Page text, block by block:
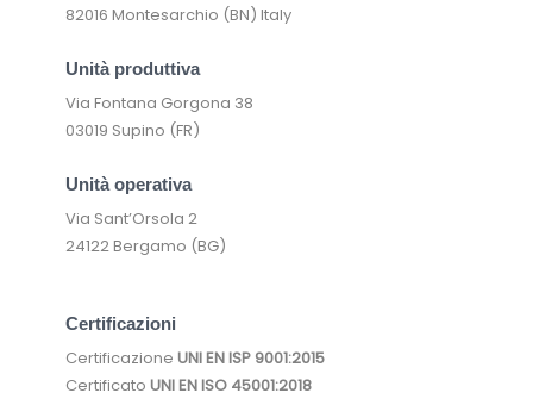
82016 Montesarchio (BN) Italy
Unità produttiva
Via Fontana Gorgona 38
03019 Supino (FR)
Unità operativa
Via Sant’Orsola 2
24122 Bergamo (BG)
Certificazioni
Certificazione UNI EN ISP 9001:2015
Certificato UNI EN ISO 45001:2018